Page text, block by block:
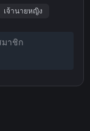
เจ้านายหญิง
มาชิก